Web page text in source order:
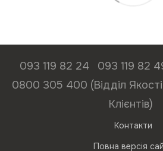
093 119 82 24 093 119 82
0800 305 400 (Відділ
Клієнтів)
Контакти
Повна версія